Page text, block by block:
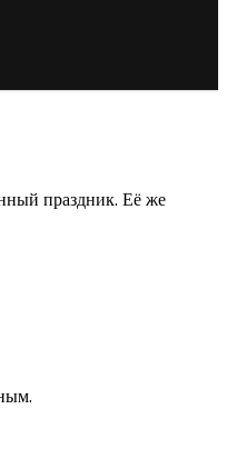
праздник. Её же